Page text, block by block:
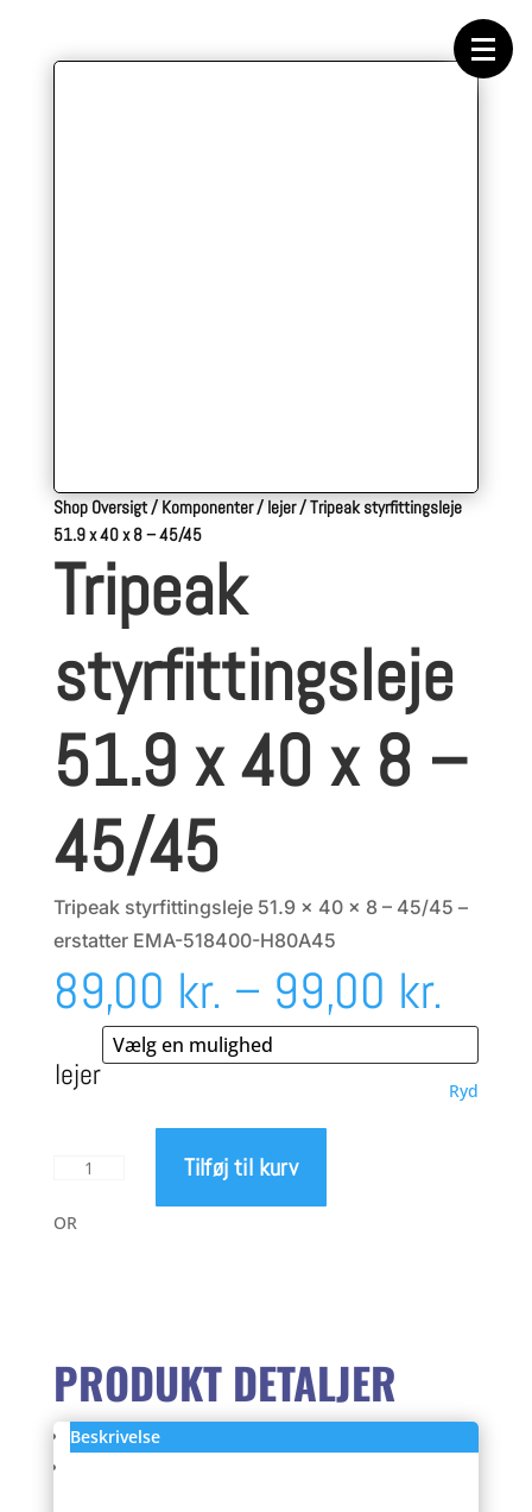
Shop Oversigt/Komponenter/lejer/Tripeak styrfittingsleje
51.9 x 40 x 8 – 45/45
Tripeak
styrfittingsleje
51.9 x 40 x 8 –
45/45
Tripeak styrfittingsleje 51.9 x 40 x 8 – 45/45 –
erstatter EMA-518400-H80A45
89,00 kr. – 99,00 kr.
lejer Ryd
Tripeak
51.9
45/45
Tilføj til kurv
OR
PRODUKT DETALJER
Beskrivelse